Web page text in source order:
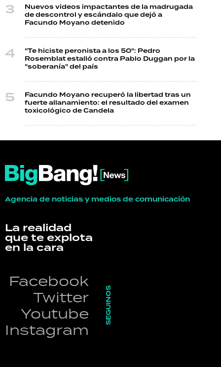
Nuevos videos impactantes de la madrugada
de descontrol y escándalo que dejó a
Facundo Moyano detenido
"Te hiciste peronista a los 50": Pedro
Rosemblat estalló contra Pablo Duggan por la
"soberanía" del país
Facundo Moyano recuperó la libertad tras un
fuerte allanamiento: el resultado del examen
toxicológico de Candela
Agencia de noticias y medios de comunicación
La realidad
que te explota
en la cara
Facebook
Twitter
Youtube
Instagram
SEGUINOS